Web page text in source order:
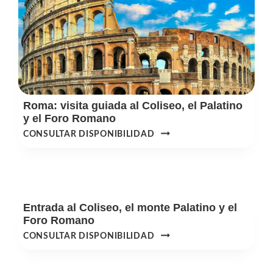
DEL
COLISEO
Roma: visita guiada al Coliseo, el Palatino
y el Foro Romano
CONSULTAR DISPONIBILIDAD
ROMA:
EL
Entrada al Coliseo, el monte Palatino y el
Foro Romano
CONSULTAR DISPONIBILIDAD
ENTRADA